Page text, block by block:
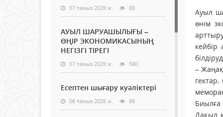
07 тамыз 2026 ж. 88
АУЫЛ ШАРУАШЫЛЫҒЫ –
ӨҢІР ЭКОНОМИКАСЫНЫҢ
НЕГІЗГІ ТІРЕГІ
07 тамыз 2026 ж. 580
Есептен шығару куәліктері
06 тамыз 2026 ж. 86
Ауыл
өнім
кейбір
–
Биылға
Дақыл